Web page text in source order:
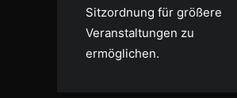
Sitzordnung für größere
Veranstaltungen zu
ermöglichen.